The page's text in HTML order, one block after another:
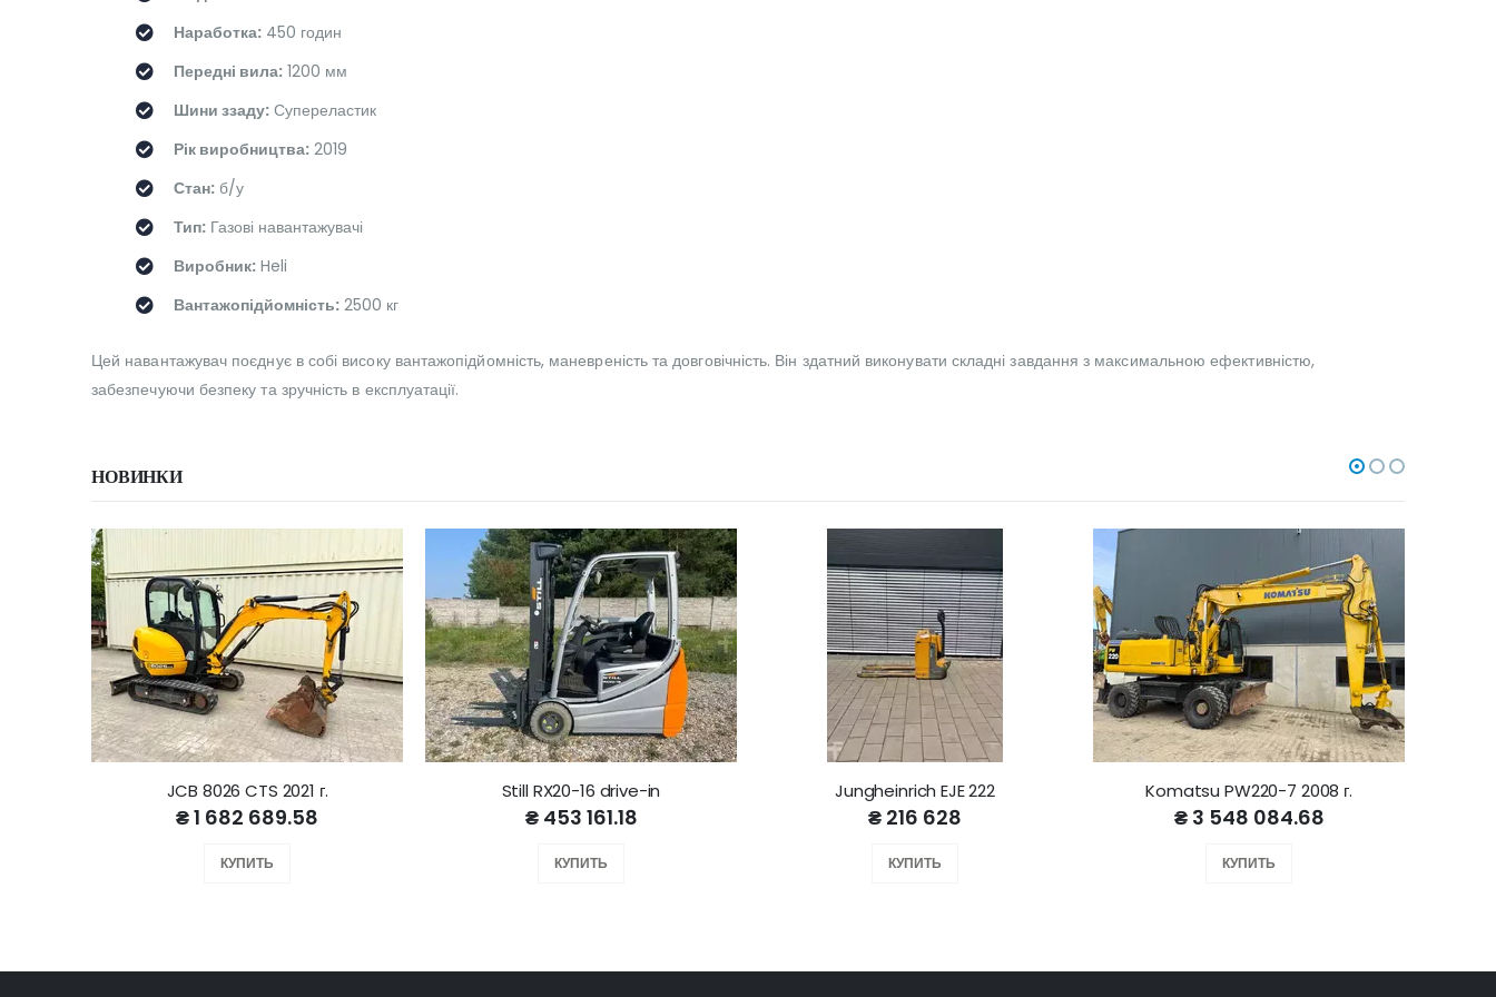
Наработка: 450 годин
Передні вила: 1200 мм
Шини ззаду: Супереластик
Рік виробництва: 2019
Стан: б/у
Тип: Газові навантажувачі
Виробник: Heli
Вантажопідйомність: 2500 кг
Цей навантажувач поєднує в собі високу вантажопідйомність, маневреність та довговічність. Він здатний виконувати складні завдання з максимальною ефективністю,
забезпечуючи безпеку та зручність в експлуатації.
НОВИНКИ
JCB 8026 CTS 2021 г.
₴ 1 682 689.58
КУПИТЬ
Still RX20-16 drive-in
₴ 453 161.18
КУПИТЬ
Jungheinrich EJE 222
₴ 216 628
КУПИТЬ
Komatsu PW220-7 2008 г.
₴ 3 548 084.68
КУПИТЬ